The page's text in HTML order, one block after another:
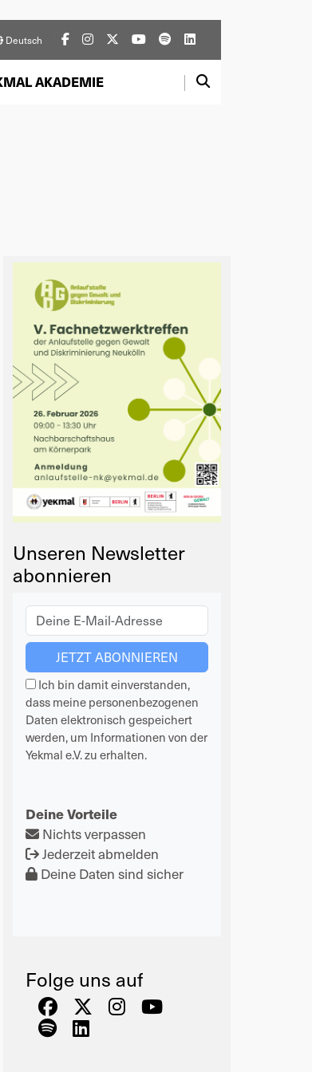
Deutsch
AKADEMIE
Unseren Newsletter
abonnieren
Ich bin damit einverstanden,
dass meine personenbezogenen
Daten elektronisch gespeichert
werden, um Informationen von der
Yekmal e.V. zu erhalten.
Deine Vorteile
Nichts verpassen
Jederzeit abmelden
Deine Daten sind sicher
Folge uns auf